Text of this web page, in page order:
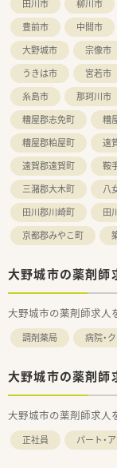
■事務の方も
担を減らす
田川市
柳川市
豊前市
中間市
大野城市
宗像市
うきは市
宮若市
糸島市
那珂川市
糟屋郡志免町
糟
糟屋郡粕屋町
遠
遠賀郡遠賀町
鞍
三潴郡大木町
八
田川郡川崎町
田
京都郡みやこ町
大野城市の薬剤師
大野城市の薬剤師求人
調剤薬局 病院・
大野城市の薬剤師
大野城市の薬剤師求人
正社員 パート・